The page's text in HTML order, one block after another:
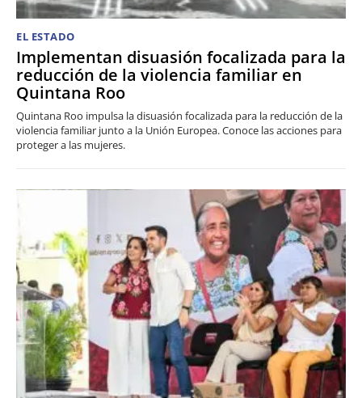
EL ESTADO
Implementan disuasión focalizada para la
reducción de la violencia familiar en
Quintana Roo
Quintana Roo impulsa la disuasión focalizada para la reducción de la
violencia familiar junto a la Unión Europea. Conoce las acciones para
proteger a las mujeres.